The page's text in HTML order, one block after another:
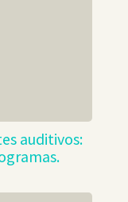
auditivos: